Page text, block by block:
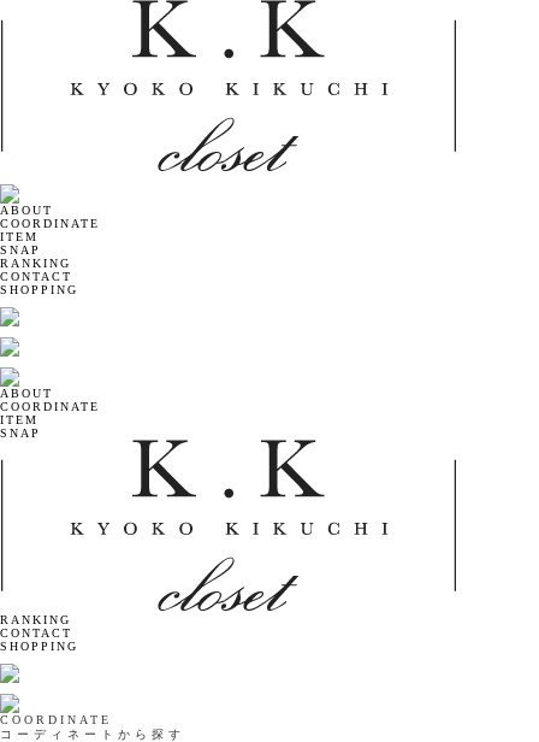
ABOUT
COORDINATE
ITEM
SNAP
RANKING
CONTACT
SHOPPING
ABOUT
COORDINATE
ITEM
SNAP
RANKING
CONTACT
SHOPPING
COORDINATE
コーディネートから探す